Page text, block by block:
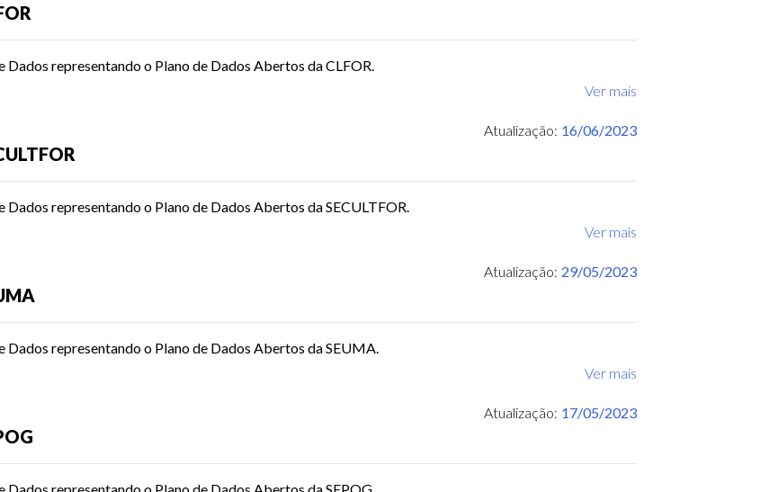
Dados representando o Plano de Dados Abertos da CLFOR.
Ver mais
Atualização: 16/06/2023
Dados representando o Plano de Dados Abertos da SECULTFOR.
Ver mais
Atualização: 29/05/2023
Dados representando o Plano de Dados Abertos da SEUMA.
Ver mais
Atualização: 17/05/2023
Dados representando o Plano de Dados Abertos da SEPOG